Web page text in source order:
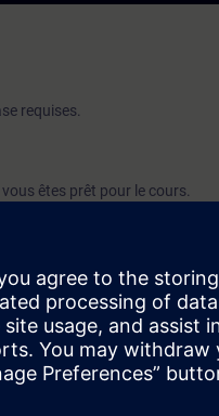
requises.
êtes prêt pour le cours.